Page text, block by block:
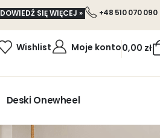
DOWIEDŹ SIĘ WIĘCEJ » +48 510 070 090
Wishlist Moje konto0,00 zł
Deski Onewheel